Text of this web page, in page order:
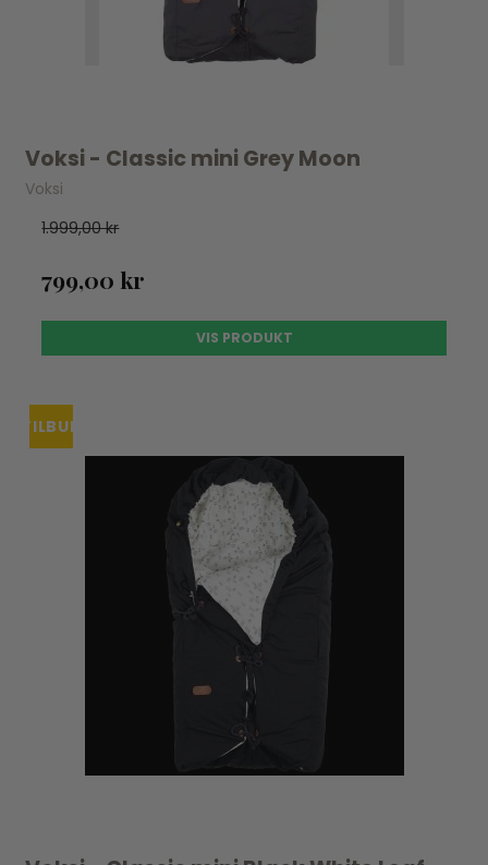
Voksi - Classic mini Grey Moon
Voksi
1.999,00 kr
799,00 kr
VIS PRODUKT
TILBUD